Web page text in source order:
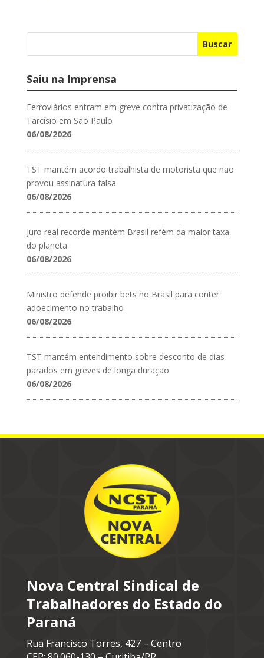
Buscar
Saiu na Imprensa
Ferroviários entram em greve contra privatização de
Tarcísio em São Paulo
06/08/2026
TST mantém acordo trabalhista de motorista que não
provou assinatura falsa
06/08/2026
Juro real recorde mantém Brasil refém da maior taxa
do planeta
06/08/2026
Ministro defende proibir bets no Brasil para conter
adoecimento no trabalho
06/08/2026
TST mantém entendimento sobre desconto de dias
parados em greves de longa duração
06/08/2026
Nova Central Sindical de
Trabalhadores do Estado do
Paraná
Rua Francisco Torres, 427 – Centro